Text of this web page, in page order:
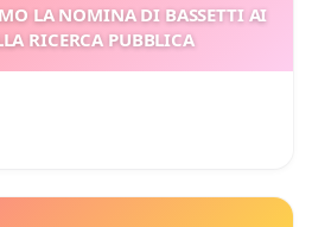
LA NOMINA DI BASSETTI AI
RICERCA PUBBLICA